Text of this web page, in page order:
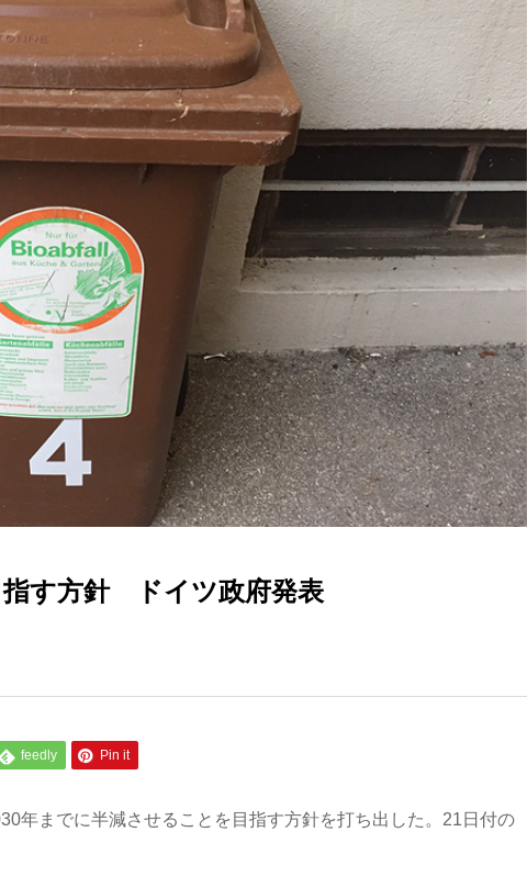
指す方針 ドイツ政府発表
feedly Pin it
年までに半減させることを目指す方針を打ち出した。21日付の